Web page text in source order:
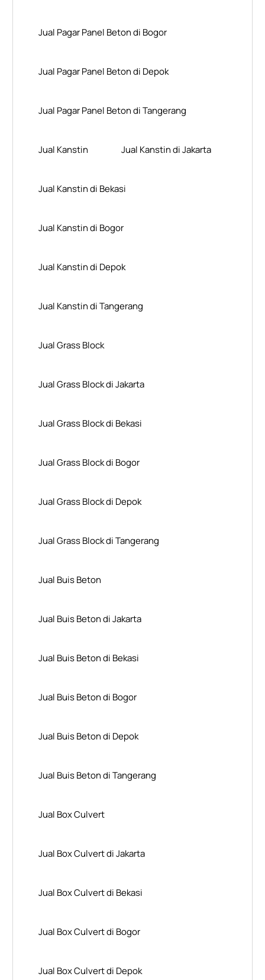
Jual Pagar Panel Beton di Bogor
Jual Pagar Panel Beton di Depok
Jual Pagar Panel Beton di Tangerang
Jual Kanstin Jual Kanstin di Jakarta
Jual Kanstin di Bekasi
Jual Kanstin di Bogor
Jual Kanstin di Depok
Jual Kanstin di Tangerang
Jual Grass Block
Jual Grass Block di Jakarta
Jual Grass Block di Bekasi
Jual Grass Block di Bogor
Jual Grass Block di Depok
Jual Grass Block di Tangerang
Jual Buis Beton
Jual Buis Beton di Jakarta
Jual Buis Beton di Bekasi
Jual Buis Beton di Bogor
Jual Buis Beton di Depok
Jual Buis Beton di Tangerang
Jual Box Culvert
Jual Box Culvert di Jakarta
Jual Box Culvert di Bekasi
Jual Box Culvert di Bogor
Jual Box Culvert di Depok